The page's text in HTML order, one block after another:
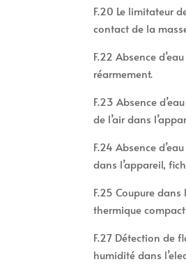
F.20 Le limitateur
contact de la
F.22 Absence
réarmement.
F.23 Absence
de l’air dans
F.24 Absence
dans l’appareil,
F.25 Coupure
thermique
F.27 Détection de
humidité dans